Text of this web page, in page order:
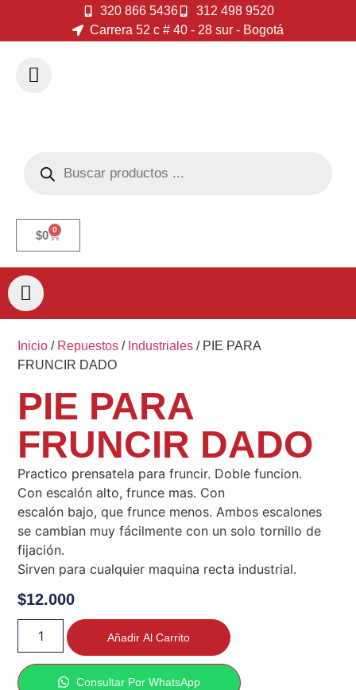
320 866 5436
312 498 9520
Carrera 52 c # 40 - 28 sur - Bogotá
$0 0
Inicio / Repuestos / Industriales / PIE PARA
FRUNCIR DADO
PIE PARA
FRUNCIR DADO
Practico prensatela para fruncir. Doble funcion.
Con escalón alto, frunce mas. Con
escalón bajo, que frunce menos. Ambos escalones
se cambian muy fácilmente con un solo tornillo de
fijación.
Sirven para cualquier maquina recta industrial.
$12.000
Añadir Al Carrito
Consultar Por WhatsApp